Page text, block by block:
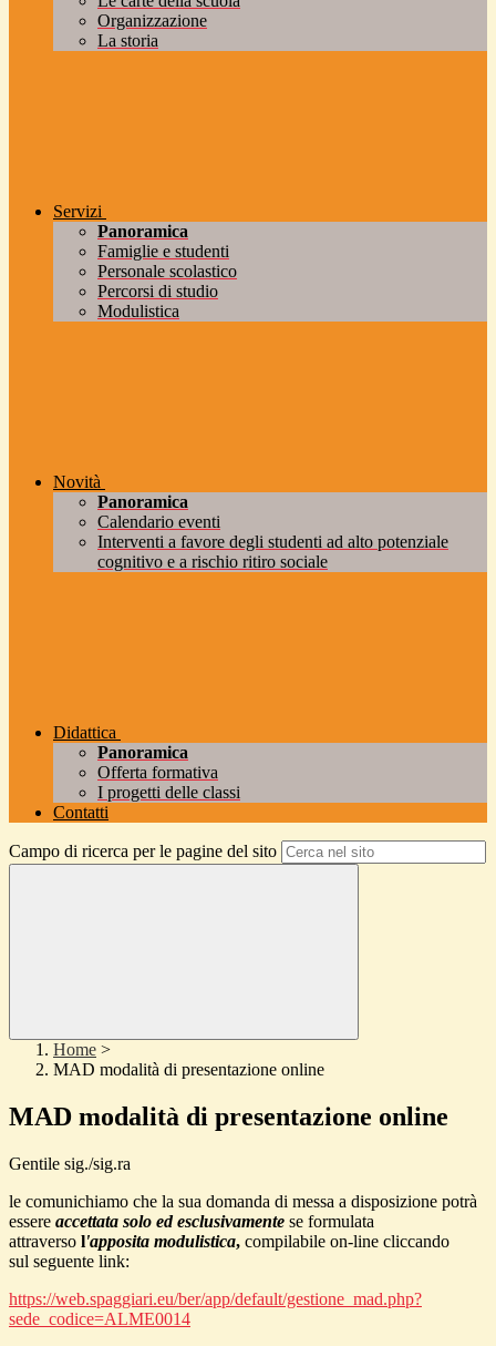
Organizzazione
La storia
Servizi
Panoramica
Famiglie e studenti
Personale scolastico
Percorsi di studio
Modulistica
Novità
Panoramica
Calendario eventi
Interventi a favore degli studenti ad alto potenziale
cognitivo e a rischio ritiro sociale
Didattica
Panoramica
Offerta formativa
I progetti delle classi
Contatti
Campo di ricerca per le pagine del sito
Home >
MAD modalità di presentazione online
MAD modalità di presentazione online
Gentile sig./sig.ra
le comunichiamo che la sua domanda di messa a disposizione potrà
essere accettata solo ed esclusivamente se formulata
attraverso l'apposita modulistica, compilabile on-line cliccando
sul seguente link:
https://web.spaggiari.eu/ber/app/default/gestione_mad.php?
sede_codice=ALME0014